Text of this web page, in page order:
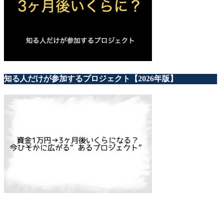
知る人だけが参加するプロジェクト【2026年版】